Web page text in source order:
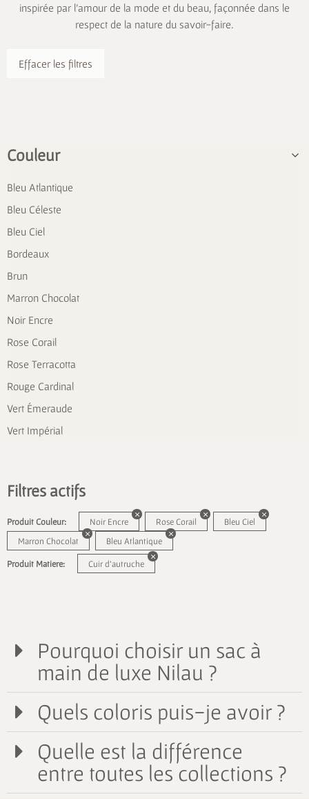
inspirée par l’amour de la mode et du beau, façonnée dans le
respect de la nature du savoir-faire.
Effacer les filtres
Couleur
Bleu Atlantique
Bleu Céleste
Bleu Ciel
Bordeaux
Brun
Marron Chocolat
Noir Encre
Rose Corail
Rose Terracotta
Rouge Cardinal
Vert Émeraude
Vert Impérial
Filtres actifs
Produit Couleur: Noir Encre Rose Corail
Bleu Ciel
Marron Chocolat
Bleu Atlantique
Produit Matiere: Cuir d'autruche
Pourquoi choisir un sac à
main de luxe Nilau ?
Quels coloris puis-je avoir ?
Quelle est la différence
entre toutes les collections ?